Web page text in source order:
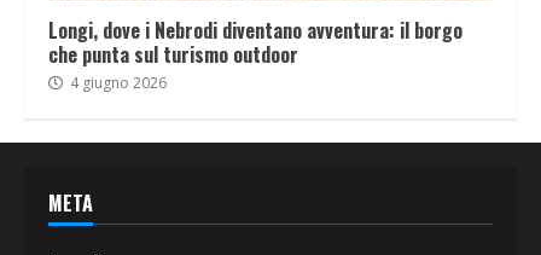
Longi, dove i Nebrodi diventano avventura: il borgo
che punta sul turismo outdoor
4 giugno 2026
META